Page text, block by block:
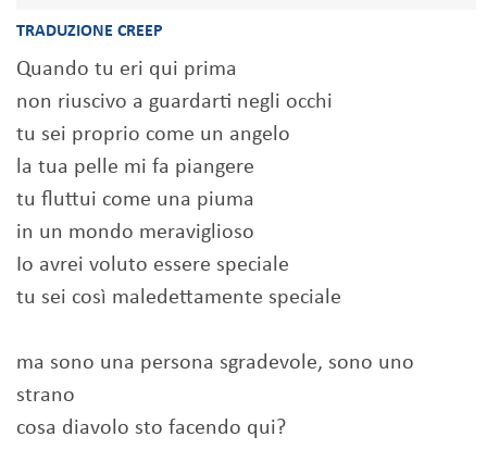
TRADUZIONE CREEP
Quando tu eri qui prima
non riuscivo a guardarti negli occhi
tu sei proprio come un angelo
la tua pelle mi fa piangere
tu fluttui come una piuma
in un mondo meraviglioso
Io avrei voluto essere speciale
tu sei così maledettamente speciale
ma sono una persona sgradevole, sono uno
strano
cosa diavolo sto facendo qui?